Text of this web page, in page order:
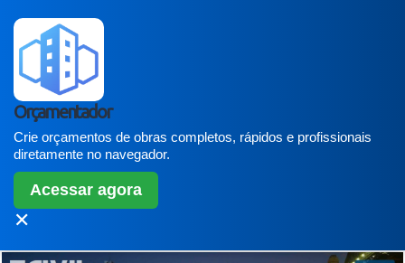
Orçamentador
Crie orçamentos de obras completos, rápidos e profissionais
diretamente no navegador.
Acessar agora
✕